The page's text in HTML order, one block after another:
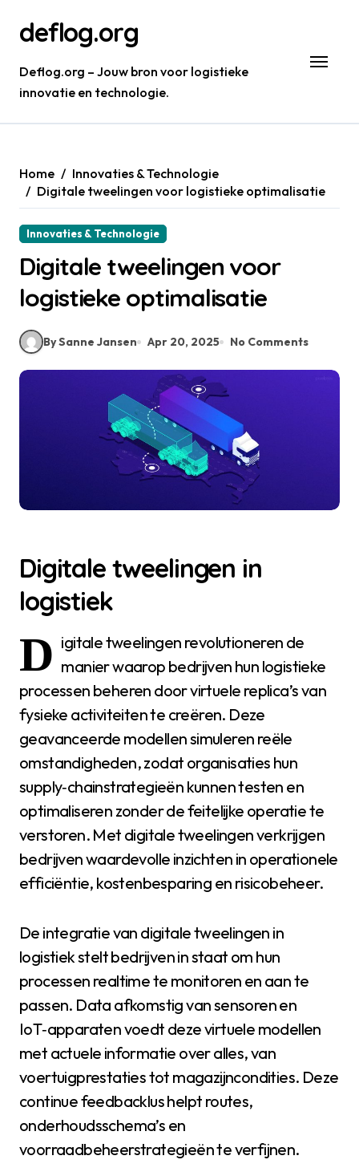
content
deflog.org
Deflog.org – Jouw bron voor logistieke
innovatie en technologie.
Home
Innovaties & Technologie
Digitale tweelingen voor logistieke optimalisatie
Innovaties & Technologie
Digitale tweelingen voor
logistieke optimalisatie
By Sanne Jansen Apr 20, 2025 No Comments
Digitale tweelingen in
logistiek
D igitale tweelingen revolutioneren de
manier waarop bedrijven hun logistieke
processen beheren door virtuele replica’s van
fysieke activiteiten te creëren. Deze
geavanceerde modellen simuleren reële
omstandigheden, zodat organisaties hun
supply‑chainstrategieën kunnen testen en
optimaliseren zonder de feitelijke operatie te
verstoren. Met digitale tweelingen verkrijgen
bedrijven waardevolle inzichten in operationele
efficiëntie, kostenbesparing en risicobeheer.
De integratie van digitale tweelingen in
logistiek stelt bedrijven in staat om hun
processen realtime te monitoren en aan te
passen. Data afkomstig van sensoren en
IoT‑apparaten voedt deze virtuele modellen
met actuele informatie over alles, van
voertuigprestaties tot magazijncondities. Deze
continue feedbacklus helpt routes,
onderhoudsschema’s en
voorraadbeheerstrategieën te verfijnen.